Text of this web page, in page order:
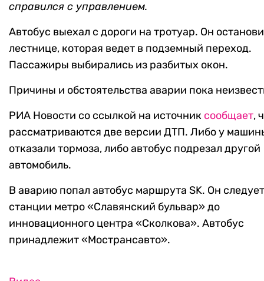
справился с управлением.
Автобус выехал с дороги на тротуар. Он
лестнице, которая ведет в подземный переход.
Пассажиры выбирались из разбитых окон.
Причины и обстоятельства аварии пока
РИА Новости со ссылкой на источник сообщает,
рассматриваются две версии ДТП. Либо у
отказали тормоза, либо автобус подрезал другой
автомобиль.
В аварию попал автобус маршрута SK. Он
станции метро «Славянский бульвар» до
инновационного центра «Сколкова». Автобус
принадлежит «Мострансавто».